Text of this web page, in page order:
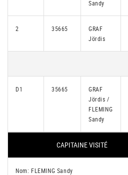
Sandy
2 35665
GRAF
Jördis
D1 35665
GRAF
Jördis /
FLEMING
Sandy
CAPITAINE VISITÉ
Nom: FLEMING Sandy